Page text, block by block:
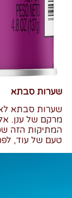
שערות סבתא
שערות סבתא לא
מרקם של ענן.
המתיקות הזה
טעם של עוד,